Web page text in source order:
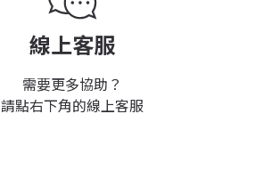
線上客服
需要更多協助？
請點右下角的線上客服